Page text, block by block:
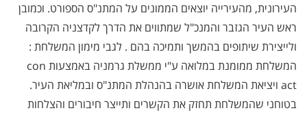
העירונית, מהעירייה יוצאים הממונים על המתנ"ס הספורט. וכמובן
ראש העיר הגזבר והמנכ"ל שמתווים את הדרך לקדצניה הקרובה
ולייצירת שיתופים בהמשך ותמיכה בהם . לגבי מימון המשלחת :
המשלחת ממומנת במלואה ע"י ממשלת גרמניה באמצעות con
act ויציאת המשלחת אושרה בהנהלת המתנ"ס ובמליאת העיר.
בטוחני שהמשלחת תחזק את הקשרים ותייצר חיבורים והצלחות